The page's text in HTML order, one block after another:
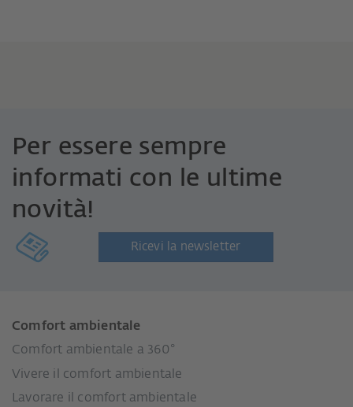
Per essere sempre
informati con le ultime
novità!
Ricevi la newsletter
Comfort ambientale
Comfort ambientale a 360°
Vivere il comfort ambientale
Lavorare il comfort ambientale